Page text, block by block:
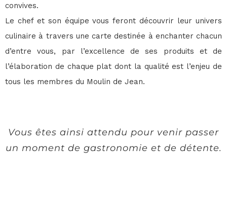
convives.
Le chef et son équipe vous feront découvrir leur univers
culinaire à travers une carte destinée à enchanter chacun
d’entre vous, par l’excellence de ses produits et de
l’élaboration de chaque plat dont la qualité est l’enjeu de
tous les membres du Moulin de Jean.
Vous êtes ainsi attendu pour venir passer
un moment de gastronomie et de détente.